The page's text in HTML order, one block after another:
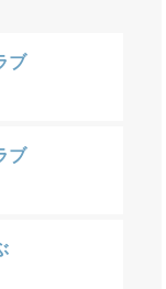
ブ
ブ